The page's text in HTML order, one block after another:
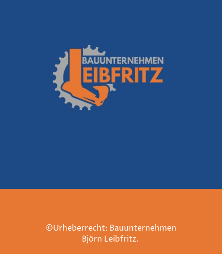
©Urheberrecht: Bauunternehmen
Björn Leibfritz.